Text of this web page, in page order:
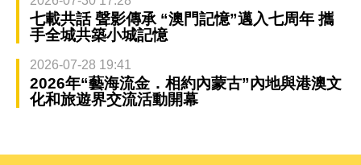
七載共話 聲影傳承 “澳門記憶”邁入七周年 攜
手全城共築小城記憶
2026-07-28 19:41
2026年“藝海流金．相約內蒙古”內地與港澳文
化和旅遊界交流活動開幕